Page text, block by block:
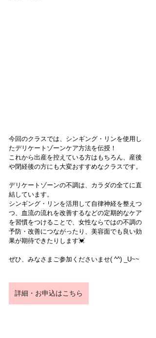
今回のクラスでは、シンギング・リンを使用し
たデリケートゾーンケア方法を伝授！
これから出産を控えている方はもちろん、産後
や閉経後の方にも大変おすすめなクラスです。
デリケートゾーンの不調は、カラダの全てに直
結しています。
シンギング・リンを活用して自律神経を整えつ
つ、血流の流れを改善するなどの定期的なケア
を習慣をつけることで、女性ならではの不調の
予防・改善につながったり、美容面でも良い効
果が期待できたりします💓
ぜひ、みなさまご参加くださいませ( ^^) _U~~
詳細・お申込はこちら